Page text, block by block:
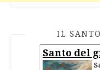
IL
Santo del